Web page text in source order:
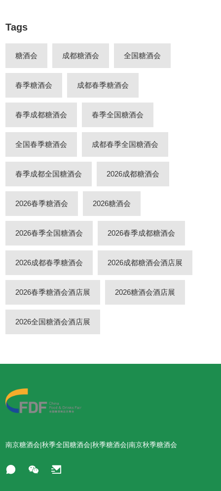
Tags
糖酒会 成都糖酒会 全国糖酒会
春季糖酒会 成都春季糖酒会
春季成都糖酒会 春季全国糖酒会
全国春季糖酒会 成都春季全国糖酒会
春季成都全国糖酒会 2026成都糖酒会
2026春季糖酒会 2026糖酒会
2026春季全国糖酒会 2026春季成都糖酒会
2026成都春季糖酒会 2026成都糖酒会酒店展
2026春季糖酒会酒店展 2026糖酒会酒店展
2026全国糖酒会酒店展
南京糖酒会|秋季全国糖酒会|秋季糖酒会|南京秋季糖酒会